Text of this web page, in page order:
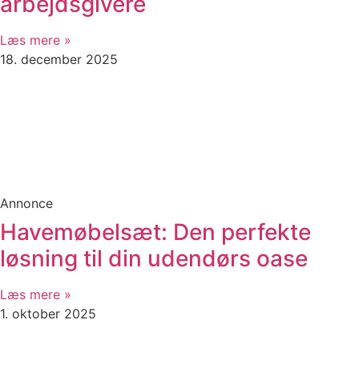
Læs mere »
18. december 2025
Annonce
Havemøbelsæt: Den perfekte
løsning til din udendørs oase
Læs mere »
1. oktober 2025